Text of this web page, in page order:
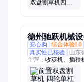
双盘割草机四轮
德州驰跃机械
安心购
综合体验L0
真实性已核验
山东
主营： 收获机、插秧
转犁、夯实机、开
苗机、打药机、挖